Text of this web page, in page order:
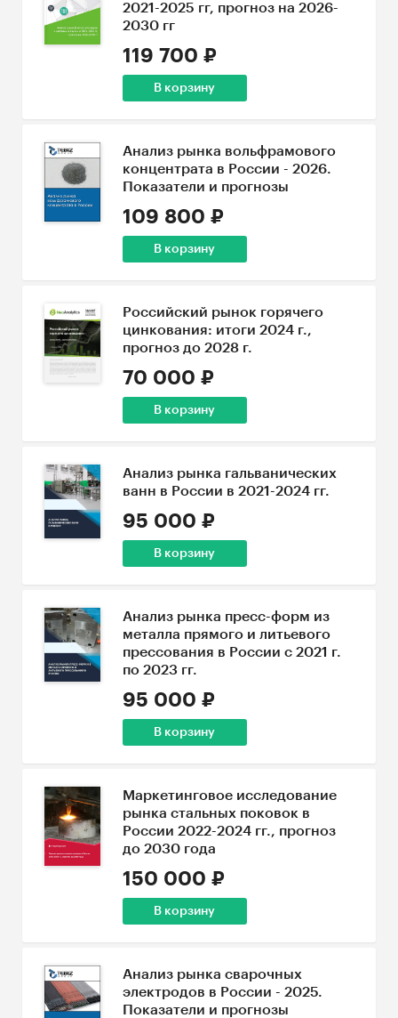
2021-2025 гг, прогноз на 2026-
2030 гг
119 700 ₽
В корзину
Анализ рынка вольфрамового
концентрата в России - 2026.
Показатели и прогнозы
109 800 ₽
В корзину
Российский рынок горячего
цинкования: итоги 2024 г.,
прогноз до 2028 г.
70 000 ₽
В корзину
Анализ рынка гальванических
ванн в России в 2021-2024 гг.
95 000 ₽
В корзину
Анализ рынка пресс-форм из
металла прямого и литьевого
прессования в России с 2021 г.
по 2023 гг.
95 000 ₽
В корзину
Маркетинговое исследование
рынка стальных поковок в
России 2022-2024 гг., прогноз
до 2030 года
150 000 ₽
В корзину
Анализ рынка сварочных
электродов в России - 2025.
Показатели и прогнозы